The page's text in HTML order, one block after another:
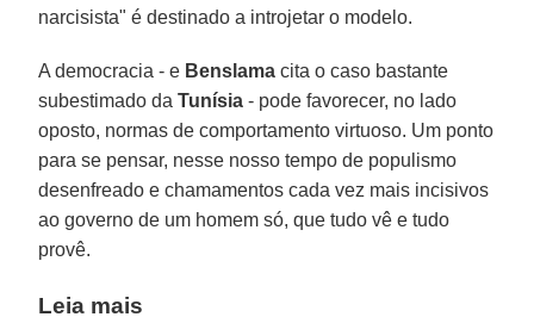
narcisista" é destinado a introjetar o modelo.
A democracia - e Benslama cita o caso bastante
subestimado daTunísia - pode favorecer, no lado
oposto, normas de comportamento virtuoso. Um ponto
para se pensar, nesse nosso tempo de populismo
desenfreado e chamamentos cada vez mais incisivos
ao governo de um homem só, que tudo vê e tudo
provê.
Leia mais